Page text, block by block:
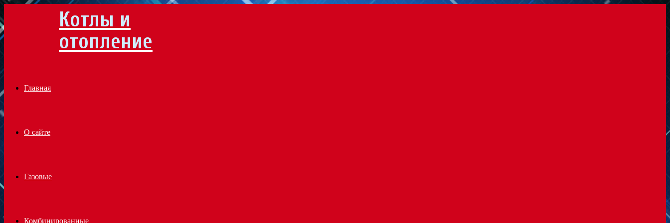
Menu
Котлы и
отопление
Главная
О сайте
Газовые
Комбинированные